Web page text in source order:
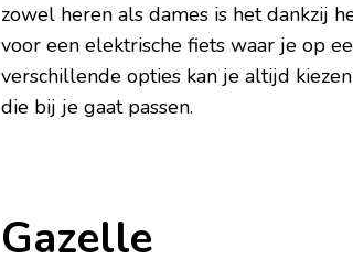
zowel heren als dames is het dankzij
voor een elektrische fiets waar je op
verschillende opties kan je altijd
die bij je gaat passen.
Gazelle